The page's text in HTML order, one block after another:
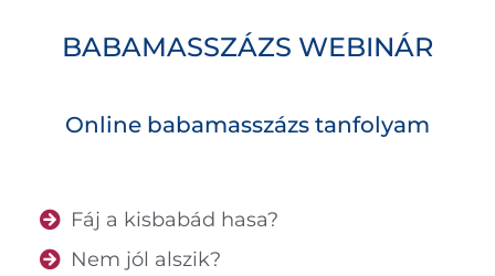
BABAMASSZÁZS WEBINÁR
Online babamasszázs tanfolyam
Fáj a kisbabád hasa?
Nem jól alszik?